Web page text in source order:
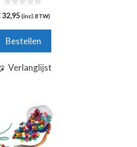
0
v
5
32,95 (incl. BTW)
Bestellen
Verlanglijst